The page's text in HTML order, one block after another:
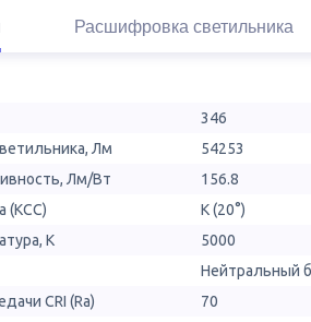
Расшифровка светильника
346
Лм
54253
Лм/Вт
156.8
(КСС)
К (20°)
К
5000
Нейтральный
CRI (Ra)
70